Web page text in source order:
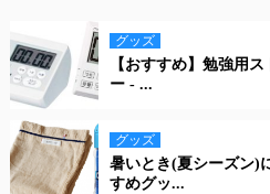
グッズ
【おすすめ】勉強用
ー - ...
グッズ
暑いとき(夏シーズン)
すめグッ...